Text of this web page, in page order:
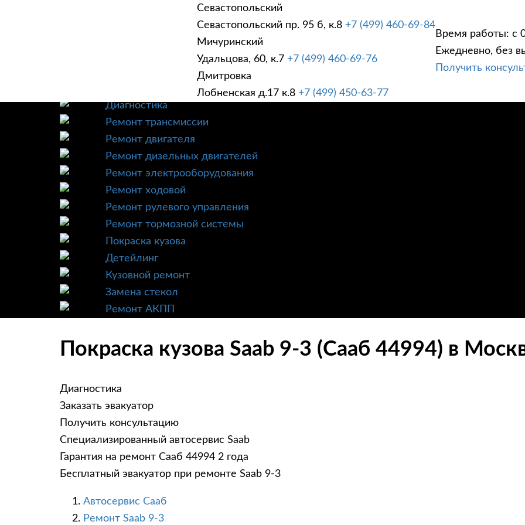
Севастопольский
Севастопольский пр. 95 б, к.8 +7 (499) 460-69-84
Мичуринский
Удальцова, 60, к.7 +7 (499) 460-69-76
Дмитровка
Лобненская д.17 к.8 +7 (499) 450-63-77
Время работы: с
Ежедневно, без
Получить
УСЛУГИ
Техническое обслуживание
Диагностика
Ремонт трансмиссии
Ремонт двигателя
Ремонт дизельных двигателей
Ремонт электрооборудования
Ремонт ходовой
Ремонт рулевого управления
Ремонт тормозной системы
Покраска кузова
Детейлинг
Кузовной ремонт
Замена стекол
Ремонт АКПП
Покраска кузова Saab 9-3 (Сааб 44994) в
Диагностика
Заказать эвакуатор
Получить консультацию
Специализированный автосервис Saab
Гарантия на ремонт Сааб 44994 2 года
Бесплатный эвакуатор при ремонте Saab 9-3
Автосервис Сааб
Ремонт Saab 9-3